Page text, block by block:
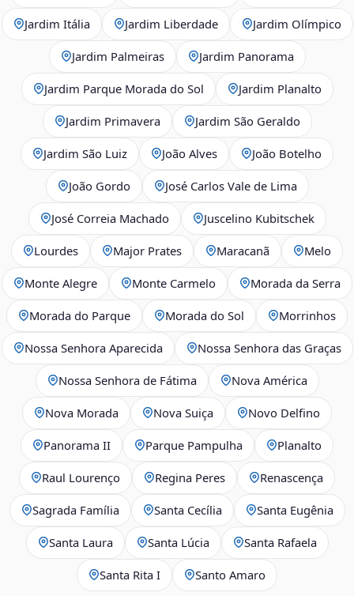
Jardim Itália Jardim Liberdade Jardim Olímpico
Jardim Palmeiras Jardim Panorama
Jardim Parque Morada do Sol Jardim Planalto
Jardim Primavera Jardim São Geraldo
Jardim São Luiz João Alves João Botelho
João Gordo José Carlos Vale de Lima
José Correia Machado Juscelino Kubitschek
Lourdes Major Prates Maracanã Melo
Monte Alegre Monte Carmelo Morada da Serra
Morada do Parque Morada do Sol Morrinhos
Nossa Senhora Aparecida Nossa Senhora das Graças
Nossa Senhora de Fátima Nova América
Nova Morada Nova Suiça Novo Delfino
Panorama II Parque Pampulha Planalto
Raul Lourenço Regina Peres Renascença
Sagrada Família Santa Cecília Santa Eugênia
Santa Laura Santa Lúcia Santa Rafaela
Santa Rita I Santo Amaro